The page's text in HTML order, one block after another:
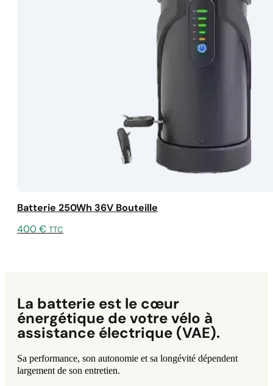
Batterie 250Wh 36V Bouteille
400€ TTC
La batterie est le cœur
énergétique de votre vélo à
assistance électrique (VAE).
Sa performance, son autonomie et sa longévité dépendent
largement de son entretien.